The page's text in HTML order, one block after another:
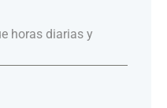
horas diarias y